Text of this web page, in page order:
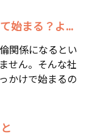
始まる？よ...
関係になるとい
せん。そんな社
かけで始まるの